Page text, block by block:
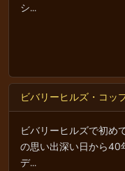
シ...
ビバリーヒルズ・コッ
ビバリーヒルズで初め
の思い出深い日から40
デ...